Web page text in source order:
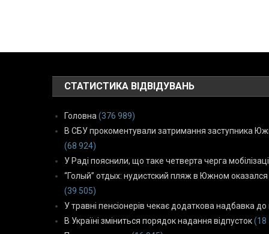
СТАТИСТИКА ВІДВІДУВАНЬ
Головна (376 989)
В СБУ прокоментували затримання заступника
(68 924)
У Раді пояснили, що таке четверта черга
“Голый” отдых: нудистский пляж в Южном
(39 505)
У травні пенсіонерів чекає додаткова надбавка до
В Україні зміниться порядок надання відпусток (18